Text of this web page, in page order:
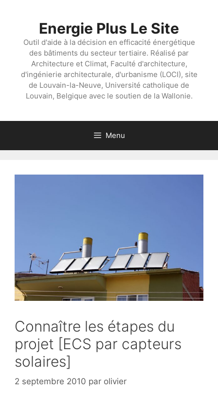
Energie Plus Le Site
Outil d'aide à la décision en efficacité énergétique
des bâtiments du secteur tertiaire. Réalisé par
Architecture et Climat, Faculté d'architecture,
d'ingénierie architecturale, d'urbanisme (LOCI), site
de Louvain-la-Neuve, Université catholique de
Louvain, Belgique avec le soutien de la Wallonie.
Menu
Connaître les étapes du
projet [ECS par capteurs
solaires]
2 septembre 2010 par olivier